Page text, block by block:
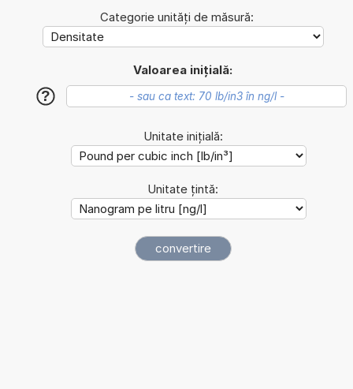
Categorie unități de măsură:
Valoarea inițială:
?
Unitate inițială:
Unitate țintă: